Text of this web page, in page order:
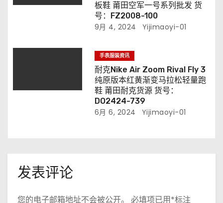
板鞋 莆田空军一号系列批发 货
号：FZ2008-100
9月 4, 2024 Yijimaoyi-01
手表服装资讯
耐克Nike Air Zoom Rival Fly 3
纯原版本红黄渐变马拉松轻量跑
鞋 莆田耐克货源 货号：
DO2424-739
6月 6, 2024 Yijimaoyi-01
发表评论
您的电子邮箱地址不会被公开。 必填项已用*标注